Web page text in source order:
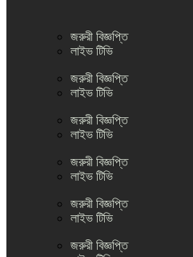
জরুরী বিজ্ঞপ্তি
লাইভ টিভি
জরুরী বিজ্ঞপ্তি
লাইভ টিভি
জরুরী বিজ্ঞপ্তি
লাইভ টিভি
জরুরী বিজ্ঞপ্তি
লাইভ টিভি
জরুরী বিজ্ঞপ্তি
লাইভ টিভি
জরুরী বিজ্ঞপ্তি